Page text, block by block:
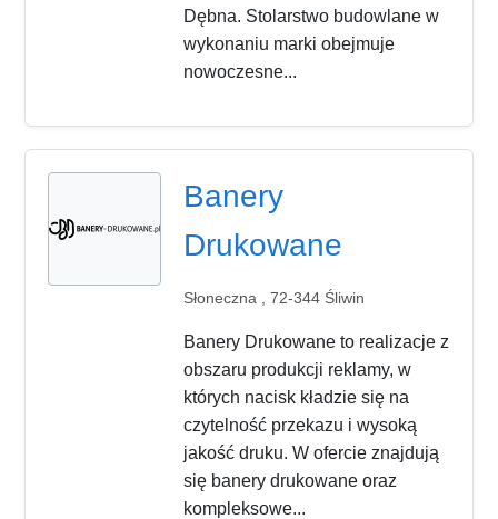
Dębna. Stolarstwo budowlane w
wykonaniu marki obejmuje
nowoczesne...
Banery
Drukowane
Słoneczna , 72-344 Śliwin
Banery Drukowane to realizacje z
obszaru produkcji reklamy, w
których nacisk kładzie się na
czytelność przekazu i wysoką
jakość druku. W ofercie znajdują
się banery drukowane oraz
kompleksowe...